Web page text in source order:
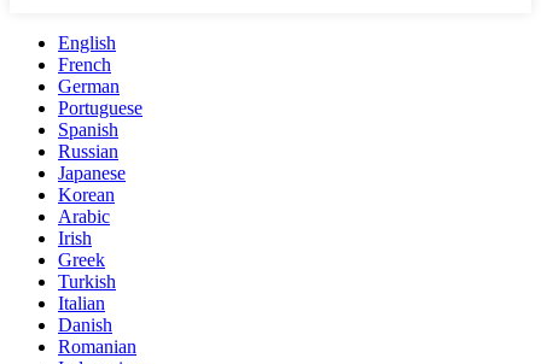
English
French
German
Portuguese
Spanish
Russian
Japanese
Korean
Arabic
Irish
Greek
Turkish
Italian
Danish
Romanian